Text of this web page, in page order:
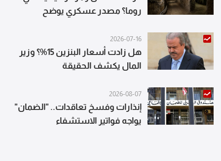
روما؟ مصدر عسكري يوضح
2026-07-16
هل زادت أسعار البنزين 15%؟ وزير
المال يكشف الحقيقة
2026-08-07
إنذارات وفسخ تعاقدات.. "الضمان"
يواجه فواتير الاستشفاء